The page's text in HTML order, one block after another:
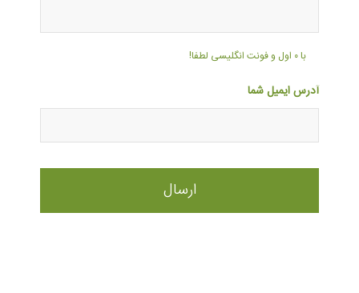
با ۰ اول و فونت انگلیسی لطفا!
آدرس ایمیل شما